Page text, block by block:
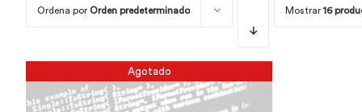
Ordena por Orden predeterminado Mostrar 16
Agotado